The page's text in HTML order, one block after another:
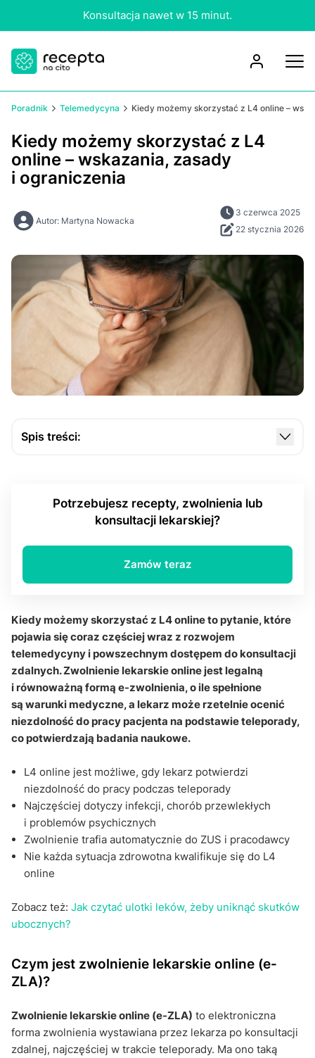
Konsultacja nawet w 15 minut.
Poradnik Telemedycyna Kiedy możemy skorzystać z L4 online –
Kiedy możemy skorzystać z L4
online – wskazania, zasady
i ograniczenia
Autor: Martyna Nowacka
3 czerwca 2025
22 stycznia 2026
Spis treści:
W jakich chorobach najczęściej wystawia się L4
możliwość L4 online?
psychicznych?
Czy można uzyskać L4 online na opiekę nad
bliskimi?
Jaką rolę odgrywa Zakład Ubezpieczeń
Społecznych (ZUS)?
Kiedy nie można skorzystać z L4 online?
Potrzebujesz recepty, zwolnienia lub
konsultacji lekarskiej?
Zamów teraz
Kiedy możemy skorzystać z L4 online to pytanie, które
pojawia się coraz częściej wraz z rozwojem
telemedycyny i powszechnym dostępem do konsultacji
zdalnych. Zwolnienie lekarskie online jest legalną
i równoważną formą e-zwolnienia, o ile spełnione
są warunki medyczne, a lekarz może rzetelnie ocenić
niezdolność do pracy pacjenta na podstawie teleporady,
co potwierdzają badania naukowe.
L4 online jest możliwe, gdy lekarz potwierdzi
niezdolność do pracy podczas teleporady
Najczęściej dotyczy infekcji, chorób przewlekłych
i problemów psychicznych
Zwolnienie trafia automatycznie do ZUS i pracodawcy
Nie każda sytuacja zdrowotna kwalifikuje się do L4
online
Zobacz też: Jak czytać ulotki leków, żeby uniknąć skutków
ubocznych?
Czym jest zwolnienie lekarskie online (e-
ZLA)?
Zwolnienie lekarskie online (e-ZLA) to elektroniczna
forma zwolnienia wystawiana przez lekarza po konsultacji
zdalnej, najczęściej w trakcie teleporady. Ma ono taką